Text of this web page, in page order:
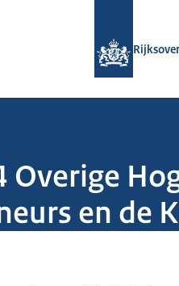
en de